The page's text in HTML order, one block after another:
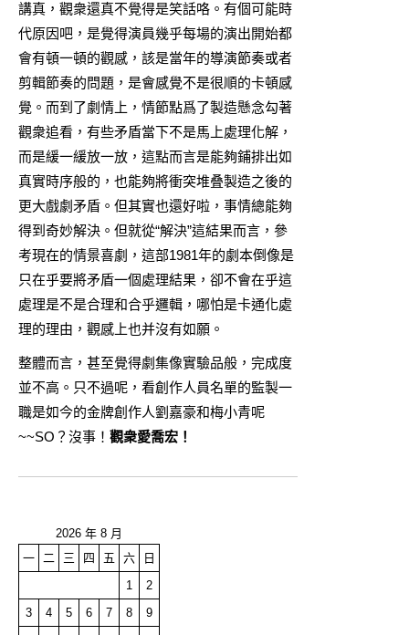
講真，觀衆還真不覺得是笑話咯。有個可能時
代原因吧，是覺得演員幾乎每場的演出開始都
會有頓一頓的觀感，該是當年的導演節奏或者
剪輯節奏的問題，是會感覺不是很順的卡頓感
覺。而到了劇情上，情節點爲了製造懸念勾著
觀衆追看，有些矛盾當下不是馬上處理化解，
而是緩一緩放一放，這點而言是能夠鋪排出如
真實時序般的，也能夠將衝突堆叠製造之後的
更大戲劇矛盾。但其實也還好啦，事情總能夠
得到奇妙解決。但就從“解決”這結果而言，參
考現在的情景喜劇，這部1981年的劇本倒像是
只在乎要將矛盾一個處理結果，卻不會在乎這
處理是不是合理和合乎邏輯，哪怕是卡通化處
理的理由，觀感上也并沒有如願。
整體而言，甚至覺得劇集像實驗品般，完成度
並不高。只不過呢，看創作人員名單的監製一
職是如今的金牌創作人劉嘉豪和梅小青呢
~~SO？沒事！ 觀衆愛喬宏！
2026 年 8 月
一 二 三 四 五 六
日
1
2
3
4 5 6 7 8
9